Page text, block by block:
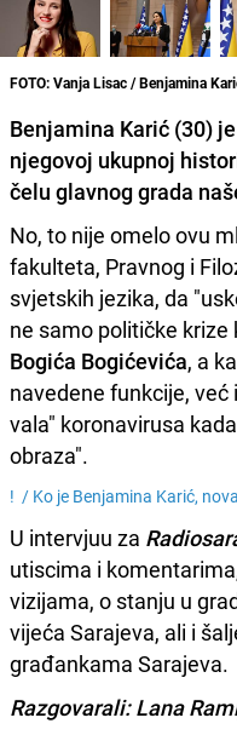
FOTO: Vanja Lisac / Benjamina
Benjamina Karić (30)
njegovoj ukupnoj
čelu glavnog grada
No, to nije omelo ovu
fakulteta, Pravnog i
svjetskih jezika, da
ne samo političke
Bogića Bogićevića, a
navedene funkcije,
vala" koronavirusa
obraza".
! / Ko je Benjamina Karić,
U intervjuu za
utiscima i
vizijama, o stanju u
vijeća Sarajeva, ali i
građankama Sarajeva.
Razgovarali: Lana